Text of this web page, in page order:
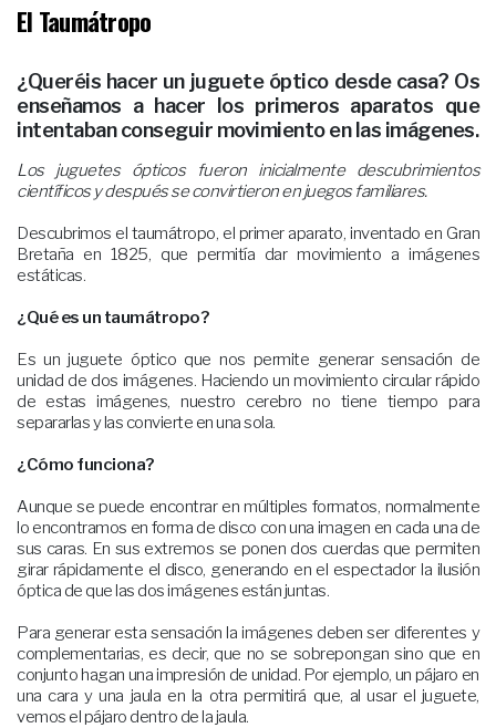
El Taumátropo
¿Queréis hacer un juguete óptico desde casa? Os
enseñamos a hacer los primeros aparatos que
intentaban conseguir movimiento en las imágenes.
Los juguetes ópticos fueron inicialmente descubrimientos
científicos y después se convirtieron en juegos familiares.
Descubrimos el taumátropo, el primer aparato, inventado en Gran
Bretaña en 1825, que permitía dar movimiento a imágenes
estáticas.
¿Qué es un taumátropo?
Es un juguete óptico que nos permite generar sensación de
unidad de dos imágenes. Haciendo un movimiento circular rápido
de estas imágenes, nuestro cerebro no tiene tiempo para
separarlas y las convierte en una sola.
¿Cómo funciona?
Aunque se puede encontrar en múltiples formatos, normalmente
lo encontramos en forma de disco con una imagen en cada una de
sus caras. En sus extremos se ponen dos cuerdas que permiten
girar rápidamente el disco, generando en el espectador la ilusión
óptica de que las dos imágenes están juntas.
Para generar esta sensación la imágenes deben ser diferentes y
complementarias, es decir, que no se sobrepongan sino que en
conjunto hagan una impresión de unidad. Por ejemplo, un pájaro en
una cara y una jaula en la otra permitirá que, al usar el juguete,
vemos el pájaro dentro de la jaula.